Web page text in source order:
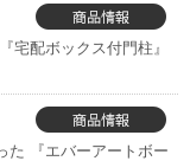
宅配ボックス付門柱』
た 『エバーアートボー